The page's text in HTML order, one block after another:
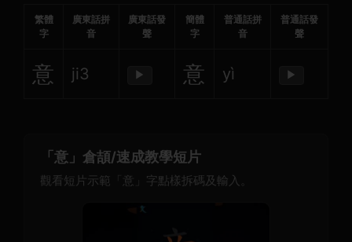
繁體
字
廣東話拼
音
廣東話發
聲
簡體
字
普通話拼
音
普通話發
聲
意 ji3 ▶ 意 yì ▶
「意」倉頡/速成教學短片
觀看短片示範「意」字點樣拆碼及輸入。